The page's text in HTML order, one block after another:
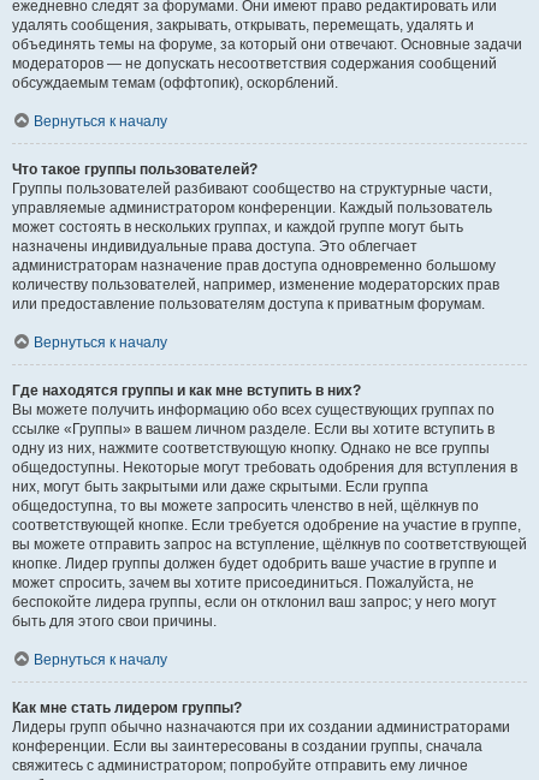
ежедневно следят за форумами. Они имеют право редактировать или
удалять сообщения, закрывать, открывать, перемещать, удалять и
объединять темы на форуме, за который они отвечают. Основные задачи
модераторов — не допускать несоответствия содержания сообщений
обсуждаемым темам (оффтопик), оскорблений.
Вернуться к началу
Что такое группы пользователей?
Группы пользователей разбивают сообщество на структурные части,
управляемые администратором конференции. Каждый пользователь
может состоять в нескольких группах, и каждой группе могут быть
назначены индивидуальные права доступа. Это облегчает
администраторам назначение прав доступа одновременно большому
количеству пользователей, например, изменение модераторских прав
или предоставление пользователям доступа к приватным форумам.
Вернуться к началу
Где находятся группы и как мне вступить в них?
Вы можете получить информацию обо всех существующих группах по
ссылке «Группы» в вашем личном разделе. Если вы хотите вступить в
одну из них, нажмите соответствующую кнопку. Однако не все группы
общедоступны. Некоторые могут требовать одобрения для вступления в
них, могут быть закрытыми или даже скрытыми. Если группа
общедоступна, то вы можете запросить членство в ней, щёлкнув по
соответствующей кнопке. Если требуется одобрение на участие в группе,
вы можете отправить запрос на вступление, щёлкнув по соответствующей
кнопке. Лидер группы должен будет одобрить ваше участие в группе и
может спросить, зачем вы хотите присоединиться. Пожалуйста, не
беспокойте лидера группы, если он отклонил ваш запрос; у него могут
быть для этого свои причины.
Вернуться к началу
Как мне стать лидером группы?
Лидеры групп обычно назначаются при их создании администраторами
конференции. Если вы заинтересованы в создании группы, сначала
свяжитесь с администратором; попробуйте отправить ему личное